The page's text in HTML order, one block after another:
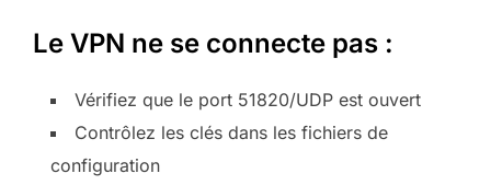
Le VPN ne se connecte pas :
Vérifiez que le port 51820/UDP est ouvert
Contrôlez les clés dans les fichiers de
configuration